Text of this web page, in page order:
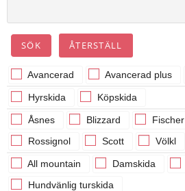
Avancerad Avancerad plus
Hyrskida Köpskida
Åsnes Blizzard Fischer
Rossignol
Scott Völkl
All mountain Damskida
Hundvänlig turskida